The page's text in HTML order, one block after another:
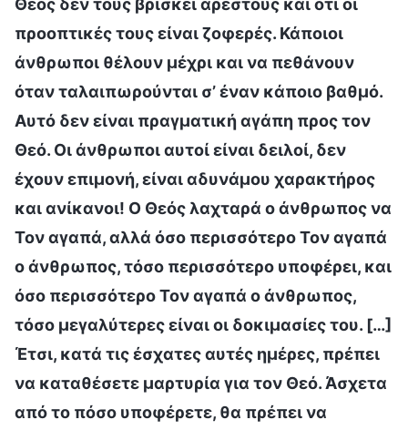
προοπτικές τους είναι ζοφερές. Κάποιοι
άνθρωποι θέλουν μέχρι και να πεθάνουν
όταν ταλαιπωρούνται σ’ έναν κάποιο βαθμό.
Αυτό δεν είναι πραγματική αγάπη προς τον
Θεό. Οι άνθρωποι αυτοί είναι δειλοί, δεν
έχουν επιμονή, είναι αδυνάμου χαρακτήρος
και ανίκανοι! Ο Θεός λαχταρά ο άνθρωπος να
Τον αγαπά, αλλά όσο περισσότερο Τον αγαπά
ο άνθρωπος, τόσο περισσότερο υποφέρει, και
όσο περισσότερο Τον αγαπά ο άνθρωπος,
τόσο μεγαλύτερες είναι οι δοκιμασίες του. […]
Έτσι, κατά τις έσχατες αυτές ημέρες, πρέπει
να καταθέσετε μαρτυρία για τον Θεό. Άσχετα
από το πόσο υποφέρετε, θα πρέπει να